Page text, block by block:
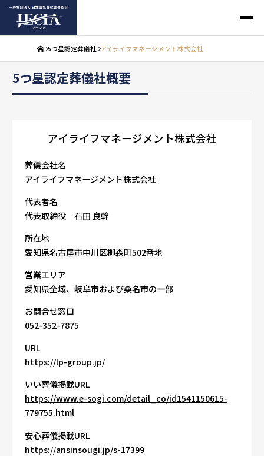
5つ星認定葬儀社 アイライフマネージメント株式会社
5つ星認定葬儀社概要
アイライフマネージメント株式会社
葬儀会社名
アイライフマネージメント株式会社
代表者名
代表取締役 石田 良幹
所在地
愛知県名古屋市中川区柳森町502番地
営業エリア
愛知県全域、岐阜市および桑名市の一部
お問合せ窓口
052-352-7875
URL
https://lp-group.jp/
いい葬儀掲載URL
https://www.e-sogi.com/detail_co/id1541150615-
779755.html
安心葬儀掲載URL
https://ansinsougi.jp/s-17399